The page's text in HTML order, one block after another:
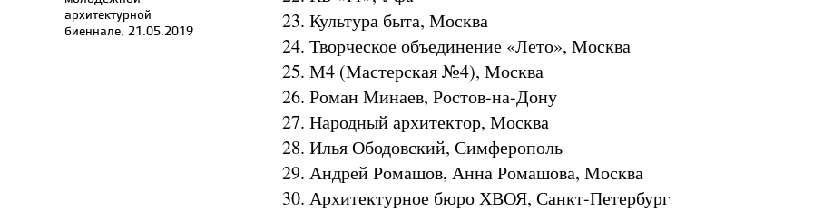
архитектурной
биеннале, 21.05.2019
23. Культура быта, Москва
24. Творческое объединение «Лето», Москва
25. М4 (Мастерская №4), Москва
26. Роман Минаев, Ростов-на-Дону
27. Народный архитектор, Москва
28. Илья Ободовский, Симферополь
29. Андрей Ромашов, Анна Ромашова, Москва
30. Архитектурное бюро ХВОЯ, Санкт-Петербург